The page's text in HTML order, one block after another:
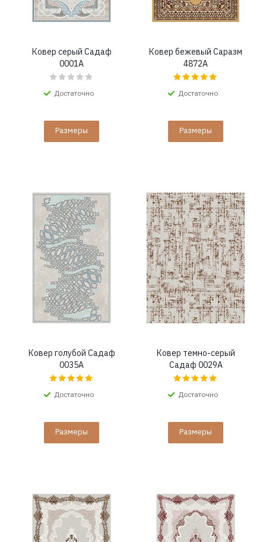
Ковер серый Садаф
0001A
Достаточно
Размеры
Ковер бежевый Саразм
4872A
Достаточно
Размеры
Ковер голубой Садаф
0035A
Достаточно
Размеры
Ковер темно-серый
Садаф 0029A
Достаточно
Размеры